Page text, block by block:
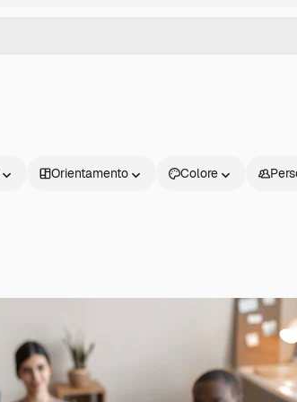
Orientamento Colore
Prodotti Inizia